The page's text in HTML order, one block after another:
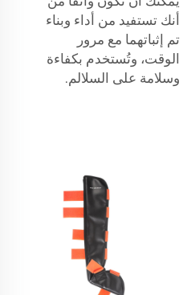
أنك تستفيد من أداء وبناء
تم إثباتهما مع مرور
الوقت، وتُستخدم بكفاءة
وسلامة على السلالم.